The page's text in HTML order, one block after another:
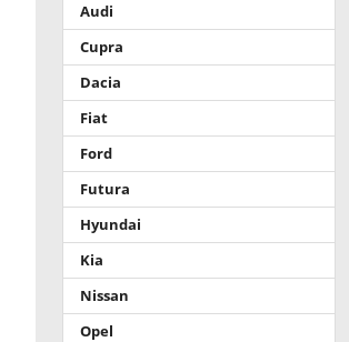
Audi
Cupra
Dacia
Fiat
Ford
Futura
Hyundai
Kia
Nissan
Opel